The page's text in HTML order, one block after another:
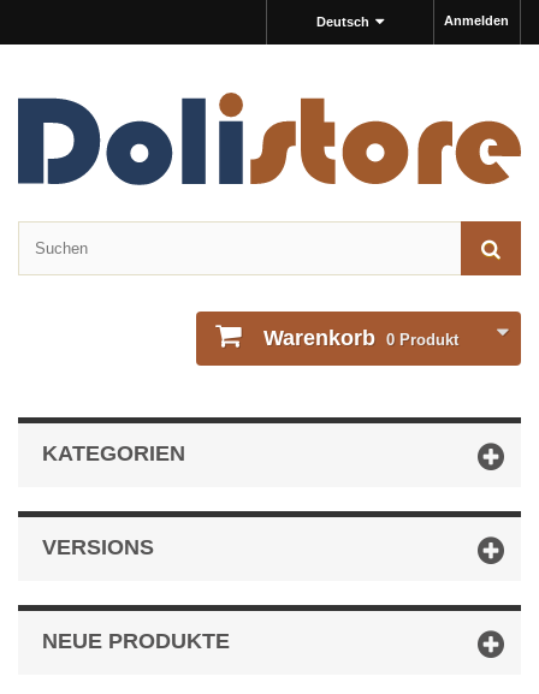
Anmelden
Deutsch
Warenkorb 0 Produkt
KATEGORIEN
VERSIONS
NEUE PRODUKTE